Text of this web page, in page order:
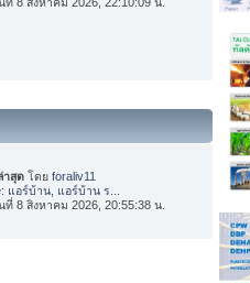
าสุด โดยforaliv11
แอร์บ้าน, แอร์บ้าน ร...
ที่ 8 สิงหาคม 2026, 20:55:38 น.